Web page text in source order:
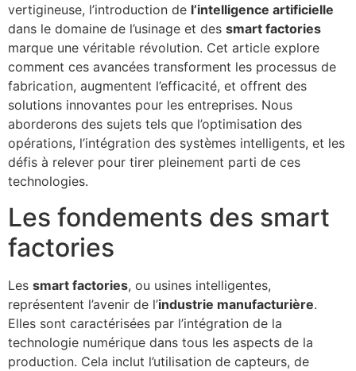
vertigineuse, l’introduction de l’intelligence artificielle
dans le domaine de l’usinage et des smart factories
marque une véritable révolution. Cet article explore
comment ces avancées transforment les processus de
fabrication, augmentent l’efficacité, et offrent des
solutions innovantes pour les entreprises. Nous
aborderons des sujets tels que l’optimisation des
opérations, l’intégration des systèmes intelligents, et les
défis à relever pour tirer pleinement parti de ces
technologies.
Les fondements des smart
factories
Les smart factories, ou usines intelligentes,
représentent l’avenir de l’industrie manufacturière.
Elles sont caractérisées par l’intégration de la
technologie numérique dans tous les aspects de la
production. Cela inclut l’utilisation de capteurs, de